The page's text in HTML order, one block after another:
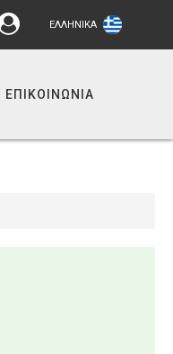
ΕΛΛΗΝΙΚΆ
ΕΠΙΚΟΙΝΩΝΊΑ